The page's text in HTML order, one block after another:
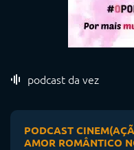
podcast da vez
PODCAST
AMOR ROMÂNTICO